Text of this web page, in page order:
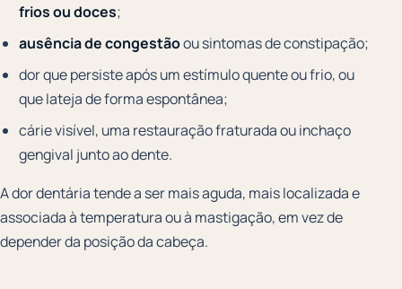
frios ou doces;
ausência de congestãoou sintomas de constipação;
dor que persiste após um estímulo quente ou frio, ou
que lateja de forma espontânea;
cárie visível, uma restauração fraturada ou inchaço
gengival junto ao dente.
A dor dentária tende a ser mais aguda, mais localizada e
associada à temperatura ou à mastigação, em vez de
depender da posição da cabeça.